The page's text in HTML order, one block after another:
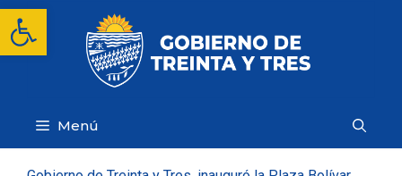
Abrir barra de herramientas
Saltar
contenido
Menú